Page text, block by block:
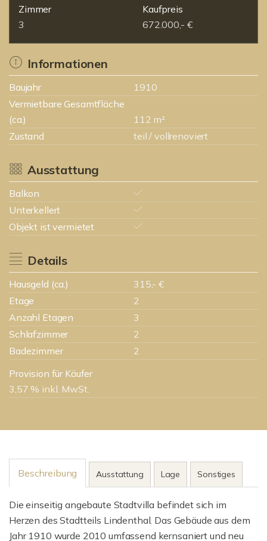
Zimmer
3
Kaufpreis
672.000,- €
Informationen
Baujahr
1910
Vermietbare Gesamtfläche
(ca.)
112 m²
Zustand
teil / vollrenoviert
Ausstattung
Balkon
Unterkellert
Objekt ist vermietet
Details
Hausgeld (ca.)
315,- €
Etage
2
Anzahl Etagen
3
Schlafzimmer
2
Badezimmer
2
Provision für Käufer
3,57 % inkl. MwSt.
Beschreibung Ausstattung Lage Sonstiges
Die einseitig angebaute Stadtvilla befindet sich im
Herzen des Stadtteils Lindenthal. Das Gebäude aus dem
Jahr 1910 wurde 2010 umfassend kernsaniert und neu